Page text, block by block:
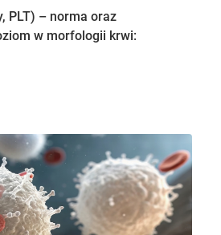
PLT) – norma oraz
w morfologii krwi: